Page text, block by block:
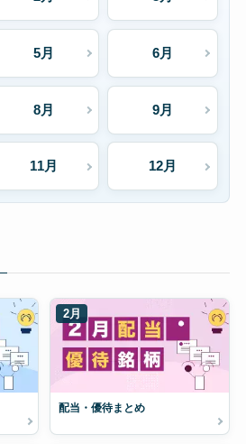
5月 6月
8月 9月
11月 12月
2月
配当・優待まとめ